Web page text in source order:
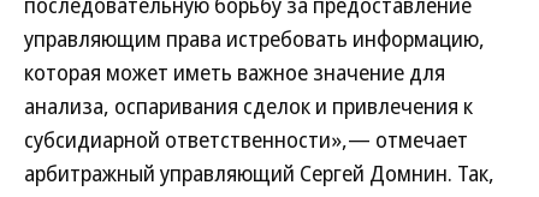
управляющим права истребовать информацию,
которая может иметь важное значение для
анализа, оспаривания сделок и привлечения к
субсидиарной ответственности»,— отмечает
арбитражный управляющий Сергей Домнин. Так,